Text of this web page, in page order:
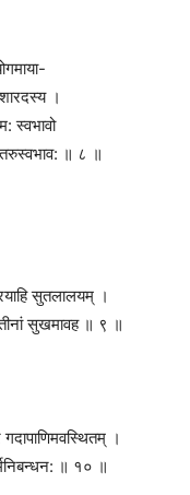
।
स्वभावो
॥ ८ ॥
सुतलालयम् ।
सुखमावह ॥ ९ ॥
।
॥ १० ॥